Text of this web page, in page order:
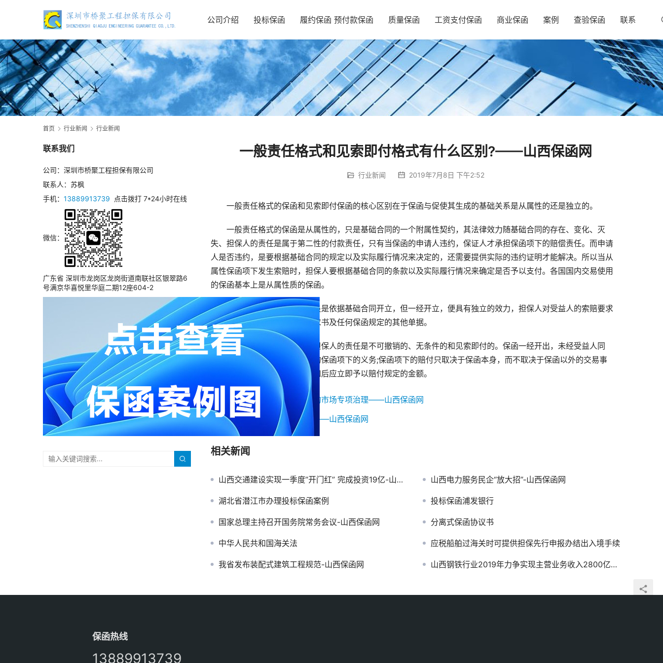
公司介绍 投标保函 履约保函 预付款保函 质量保函 工资支付保函 商业保函 案例 查验保函 联系
首页 行业新闻 行业新闻
一般责任格式和见索即付格式有什么区别?——山西保函网
行业新闻 2019年7月8日 下午2:52
一般责任格式的保函和见索即付保函的核心区别在于保函与促使其生成的基础关系是从属性的还是独立的。
一般责任格式的保函是从属性的，只是基础合同的一个附属性契约，其法律效力随基础合同的存在、变化、灭
失、担保人的责任是属于第二性的付款责任，只有当保函的申请人违约，保证人才承担保函项下的赔偿责任。而申请
人是否违约，是要根据基础合同的规定以及实际履行情况来决定的，还需要提供实际的违约证明才能解决。所以当从
属性保函项下发生索赔时，担保人要根据基础合同的条款以及实际履行情况来确定是否予以支付。各国国内交易使用
的保函基本上是从属性质的保函。
见索即付保函则不同，它虽是依据基础合同开立，但一经开立，便具有独立的效力，担保人对受益人的索赔要求
是否支付，只依据一份书面要求书及任何保函规定的其他单据。
独立性保函一般都要明确担保人的责任是不可撤销的、无条件的和见索即付的。保函一经开出，未经受益人同
意，不能修改或解除其所承担的保函项下的义务;保函项下的赔付只取决于保函本身，而不取决于保函以外的交易事
项，银行收到受益人的索赔通知后应立即予以赔付规定的金额。
上一篇：山西开展工程造价咨询市场专项治理——山西保函网
下一篇：银行保函有哪些优点——山西保函网
相关新闻
山西交通建设实现一季度”开门红” 完成投资19亿-山西保函网 山西电力服务民企“放大招”-山西保函网
湖北省潜江市办理投标保函案例 投标保函浦发银行
国家总理主持召开国务院常务会议-山西保函网 分离式保函协议书
中华人民共和国海关法 应税船舶过海关时可提供担保先行申报办结出入境手续
我省发布装配式建筑工程规范-山西保函网 山西钢铁行业2019年力争实现主营业务收入2800亿元-山西保函网
联系我们
公司：深圳市桥聚工程担保有限公司
联系人：苏枫
手机： 13889913739 点击拨打 7*24小时在线
微信：
广东省 深圳市龙岗区龙岗街道南联社区银翠路6
号满京华喜悦里华庭二期12座604-2
保函热线
13889913739